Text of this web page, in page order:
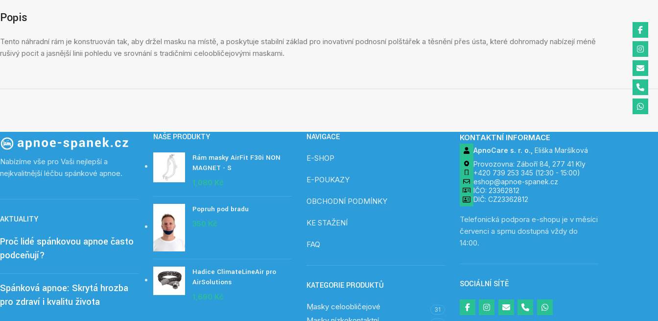
Popis
Tento náhradní rám je konstruován tak, aby držel masku na místě, a poskytuje stabilní základ pro inovativní podnosní polštářek a těsnění přes ústa, které dohromady nabízejí méně
rušivý pocit a jasnější linii pohledu ve srovnání s tradičními celoobličejovými maskami.
Nabízíme vše pro Vaši nejlepší a
nejkvalitnější léčbu spánkové apnoe.
AKTUALITY
Proč lidé spánkovou apnoe často
podceňují?
Spánková apnoe: Skrytá hrozba
pro zdraví i kvalitu života
NAŠE PRODUKTY
Rám masky AirFit F30i NON
MAGNET - S
1,080 Kč
Popruh pod bradu
350 Kč
Hadice ClimateLineAir pro
AirSolutions
1,690 Kč
NAVIGACE
E-SHOP
E-POUKAZY
OBCHODNÍ PODMÍNKY
KE STAŽENÍ
FAQ
KATEGORIE PRODUKTŮ
Masky celoobličejové 31
KONTAKTNÍ INFORMACE
ApnoCare s. r. o., Eliška Maršíková
Provozovna: Záboří 84, 277 41 Kly
+420 739 253 345 (12:30 - 15:00)
eshop@apnoe-spanek.cz
IČO: 23362812
DIČ: CZ23362812
Telefonická podpora e-shopu je v měsíci
červenci a sprnu dostupná vždy do
14:00.
SOCIÁLNÍ SÍTĚ